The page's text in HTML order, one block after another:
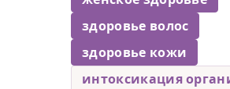
здоровье волос
здоровье кожи
интоксикация